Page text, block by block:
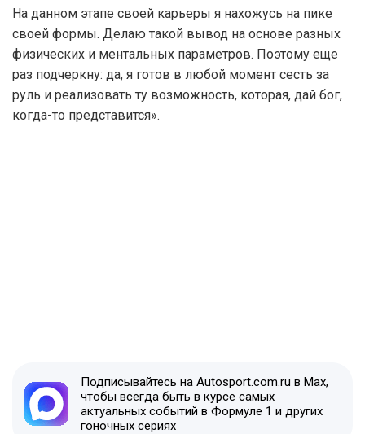
На данном этапе своей карьеры я нахожусь на пике
своей формы. Делаю такой вывод на основе разных
физических и ментальных параметров. Поэтому еще
раз подчеркну: да, я готов в любой момент сесть за
руль и реализовать ту возможность, которая, дай бог,
когда-то представится».
Подписывайтесь на Autosport.com.ru в Max,
чтобы всегда быть в курсе самых
актуальных событий в Формуле 1 и других
гоночных сериях